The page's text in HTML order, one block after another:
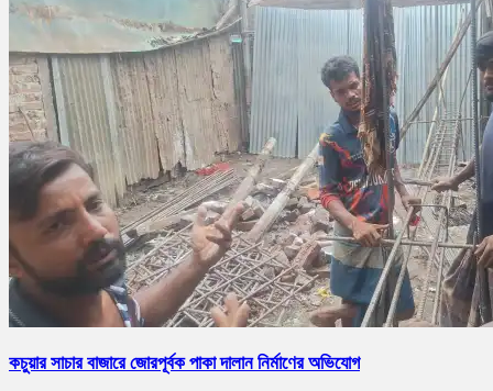
কচুয়ার সাচার বাজারে জোরপূর্বক পাকা দালান নির্মাণের অভিযোগ